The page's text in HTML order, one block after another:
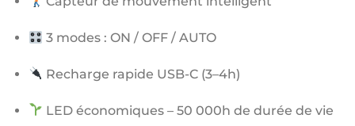
3 modes : ON / OFF / AUTO
Recharge rapide USB-C (3–4h)
LED économiques – 50 000h de durée de vie